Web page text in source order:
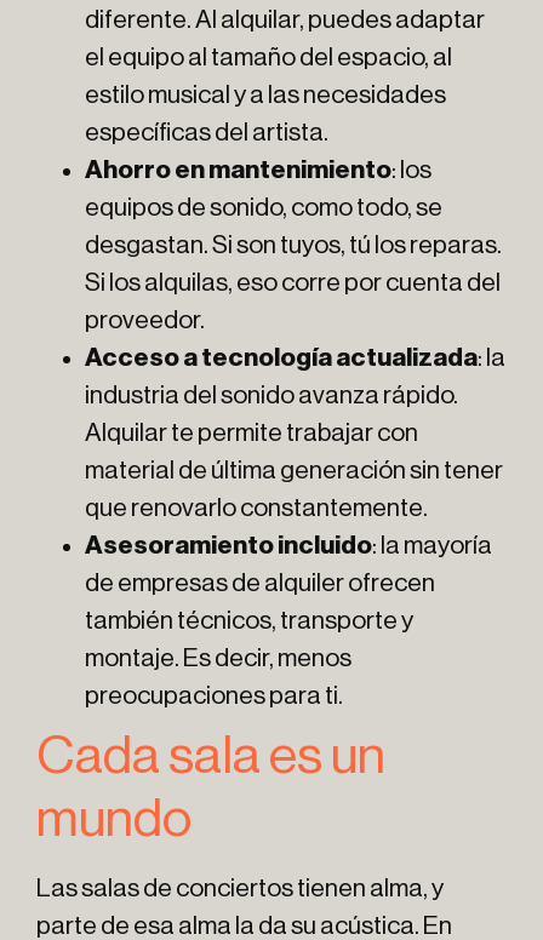
diferente. Al alquilar, puedes adaptar
el equipo al tamaño del espacio, al
estilo musical y a las necesidades
específicas del artista.
Ahorro en mantenimiento: los
equipos de sonido, como todo, se
desgastan. Si son tuyos, tú los reparas.
Si los alquilas, eso corre por cuenta del
proveedor.
Acceso a tecnología actualizada: la
industria del sonido avanza rápido.
Alquilar te permite trabajar con
material de última generación sin tener
que renovarlo constantemente.
Asesoramiento incluido: la mayoría
de empresas de alquiler ofrecen
también técnicos, transporte y
montaje. Es decir, menos
preocupaciones para ti.
Cada sala es un
mundo
Las salas de conciertos tienen alma, y
parte de esa alma la da su acústica. En